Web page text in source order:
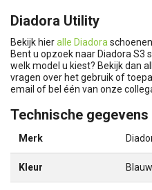
Diadora Utility
Bekijk hieralle Diadora
Bent u opzoek naar Diadora S3
welk model u kiest? Bekijk dan
vragen over het gebruik of
email of bel één van onze
Technische gegevens
Merk
Kleur Blauw